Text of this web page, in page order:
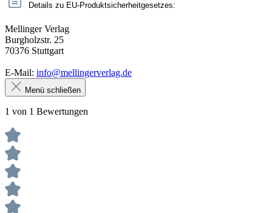
Details zu EU-Produktsicherheitgesetzes:
Mellinger Verlag
Burgholzstr. 25
70376 Stuttgart
E-Mail: info@mellingerverlag.de
Menü schließen
1 von 1 Bewertungen